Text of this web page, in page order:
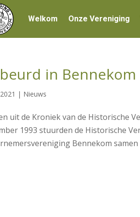
Welkom Onze Vereniging
in Bennekom
| Nieuws
uit de Kroniek van de Historische
1993 stuurden de Historische
Bennekom